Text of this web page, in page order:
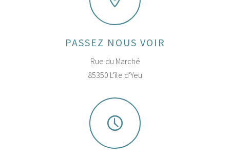
PASSEZ NOUS VOIR
Rue du Marché
85350 L'île d'Yeu